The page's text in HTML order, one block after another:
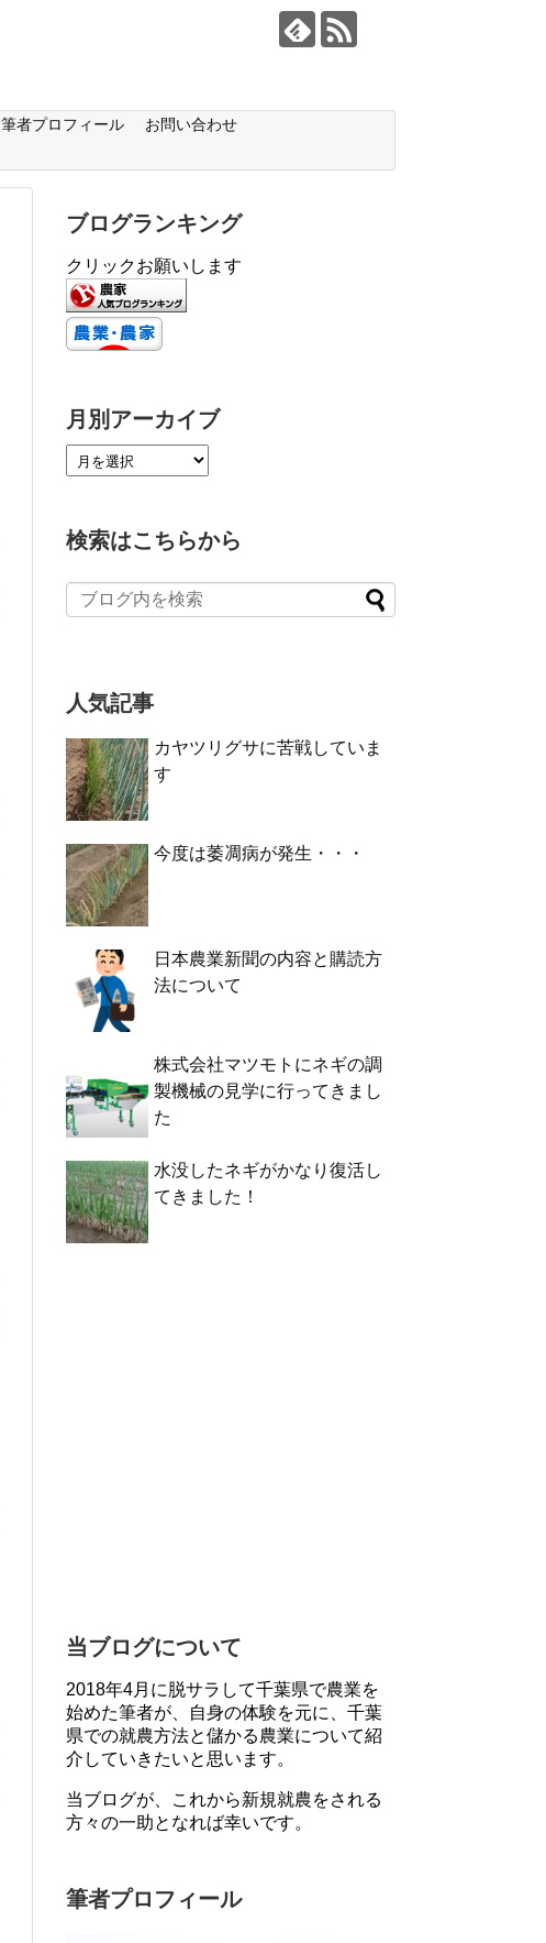
筆者プロフィール
お問い合わせ
ブログランキング
クリックお願いします
月別アーカイブ
検索はこちらから
人気記事
カヤツリグサに苦戦していま
す
今度は萎凋病が発生・・・
日本農業新聞の内容と購読方
法について
株式会社マツモトにネギの調
製機械の見学に行ってきまし
た
水没したネギがかなり復活し
てきました！
当ブログについて
2018年4月に脱サラして千葉県で農業を
始めた筆者が、自身の体験を元に、千葉
県での就農方法と儲かる農業について紹
介していきたいと思います。
当ブログが、これから新規就農をされる
方々の一助となれば幸いです。
筆者プロフィール